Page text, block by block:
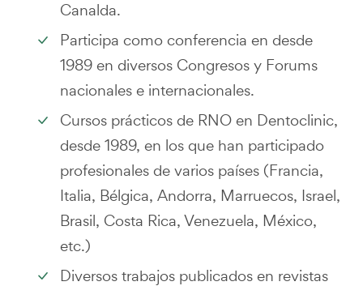
Canalda.
Participa como conferencia en desde
1989 en diversos Congresos y Forums
nacionales e internacionales.
Cursos prácticos de RNO en Dentoclinic,
desde 1989, en los que han participado
profesionales de varios países (Francia,
Italia, Bélgica, Andorra, Marruecos, Israel,
Brasil, Costa Rica, Venezuela, México,
etc.)
Diversos trabajos publicados en revistas